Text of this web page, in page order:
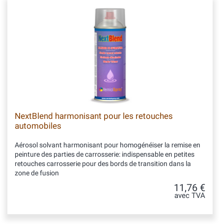
NextBlend harmonisant pour les retouches
automobiles
Aérosol solvant harmonisant pour homogénéiser la remise en
peinture des parties de carrosserie: indispensable en petites
retouches carrosserie pour des bords de transition dans la
zone de fusion
11,76 €
avec TVA